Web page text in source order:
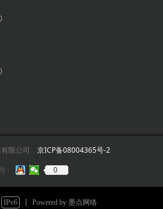
限公司 京ICP备08004365号-2
： 0
IPv6 Powered by 墨点网络